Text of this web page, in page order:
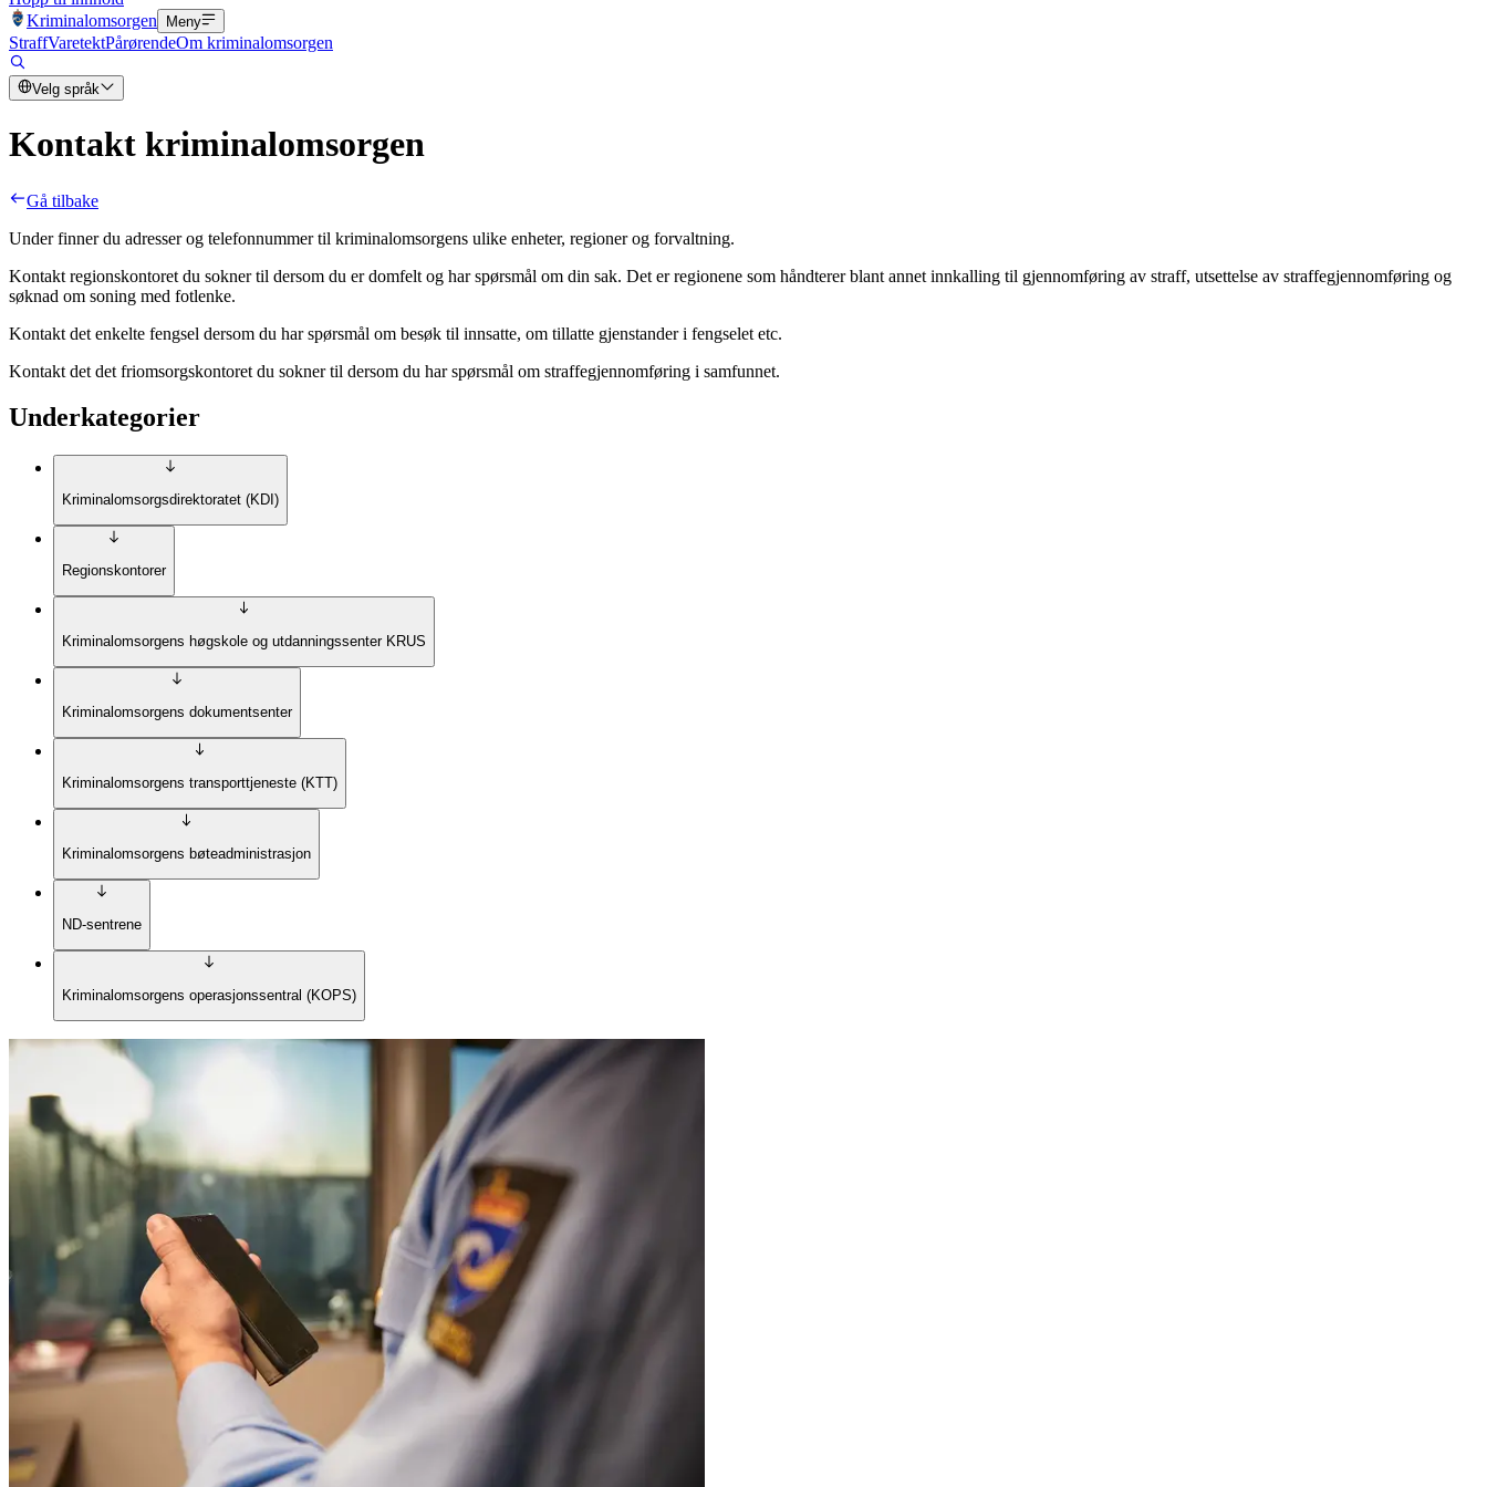
Kriminalomsorgen
Meny
StraffVaretektPårørendeOm kriminalomsorgen
Velg språk
Kontakt kriminalomsorgen
Gå tilbake
Under finner du adresser og telefonnummer til kriminalomsorgens ulike enheter, regioner og forvaltning.
Kontakt regionskontoret du sokner til dersom du er domfelt og har spørsmål om din sak. Det er regionene som håndterer blant annet innkalling til gjennomføring av straff, utsettelse av straffegjennomføring og
søknad om soning med fotlenke.
Kontakt det enkelte fengsel dersom du har spørsmål om besøk til innsatte, om tillatte gjenstander i fengselet etc.
Kontakt det det friomsorgskontoret du sokner til dersom du har spørsmål om straffegjennomføring i samfunnet.
Underkategorier
Kriminalomsorgsdirektoratet (KDI)
Regionskontorer
Kriminalomsorgens høgskole og utdanningssenter KRUS
Kriminalomsorgens dokumentsenter
Kriminalomsorgens transporttjeneste (KTT)
Kriminalomsorgens bøteadministrasjon
ND-sentrene
Kriminalomsorgens operasjonssentral (KOPS)